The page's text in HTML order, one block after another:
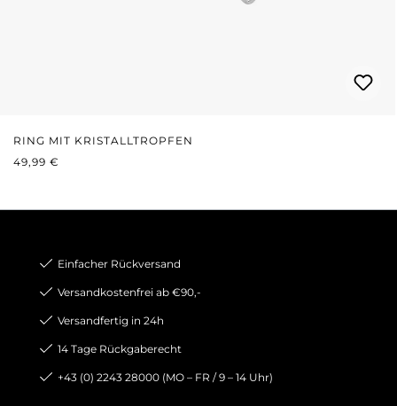
RING MIT KRISTALLTROPFEN
REGULÄRER PREIS:
49,99 €
Einfacher Rückversand
Versandkostenfrei ab €90,-
Versandfertig in 24h
14 Tage Rückgaberecht
+43 (0) 2243 28000 (MO – FR / 9 – 14 Uhr)